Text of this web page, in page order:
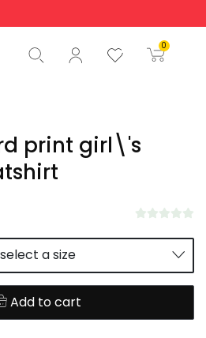
0
€0.00
order
print girl\'s
select a size
Add to cart